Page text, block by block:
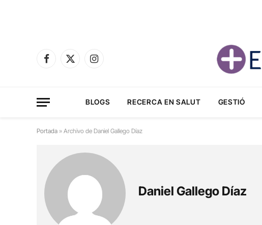
Facebook
X
Instagram
BLOGS RECERCA EN SALUT GESTIÓ
Portada » Archivo de Daniel Gallego Díaz
Daniel Gallego Díaz